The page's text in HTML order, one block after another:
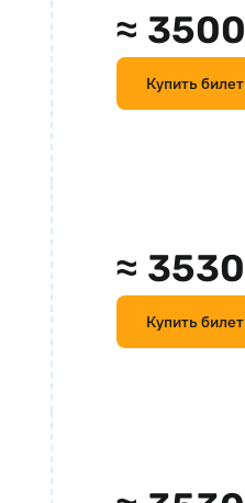
≈ 3500
Купить билет
≈ 3530
Купить билет